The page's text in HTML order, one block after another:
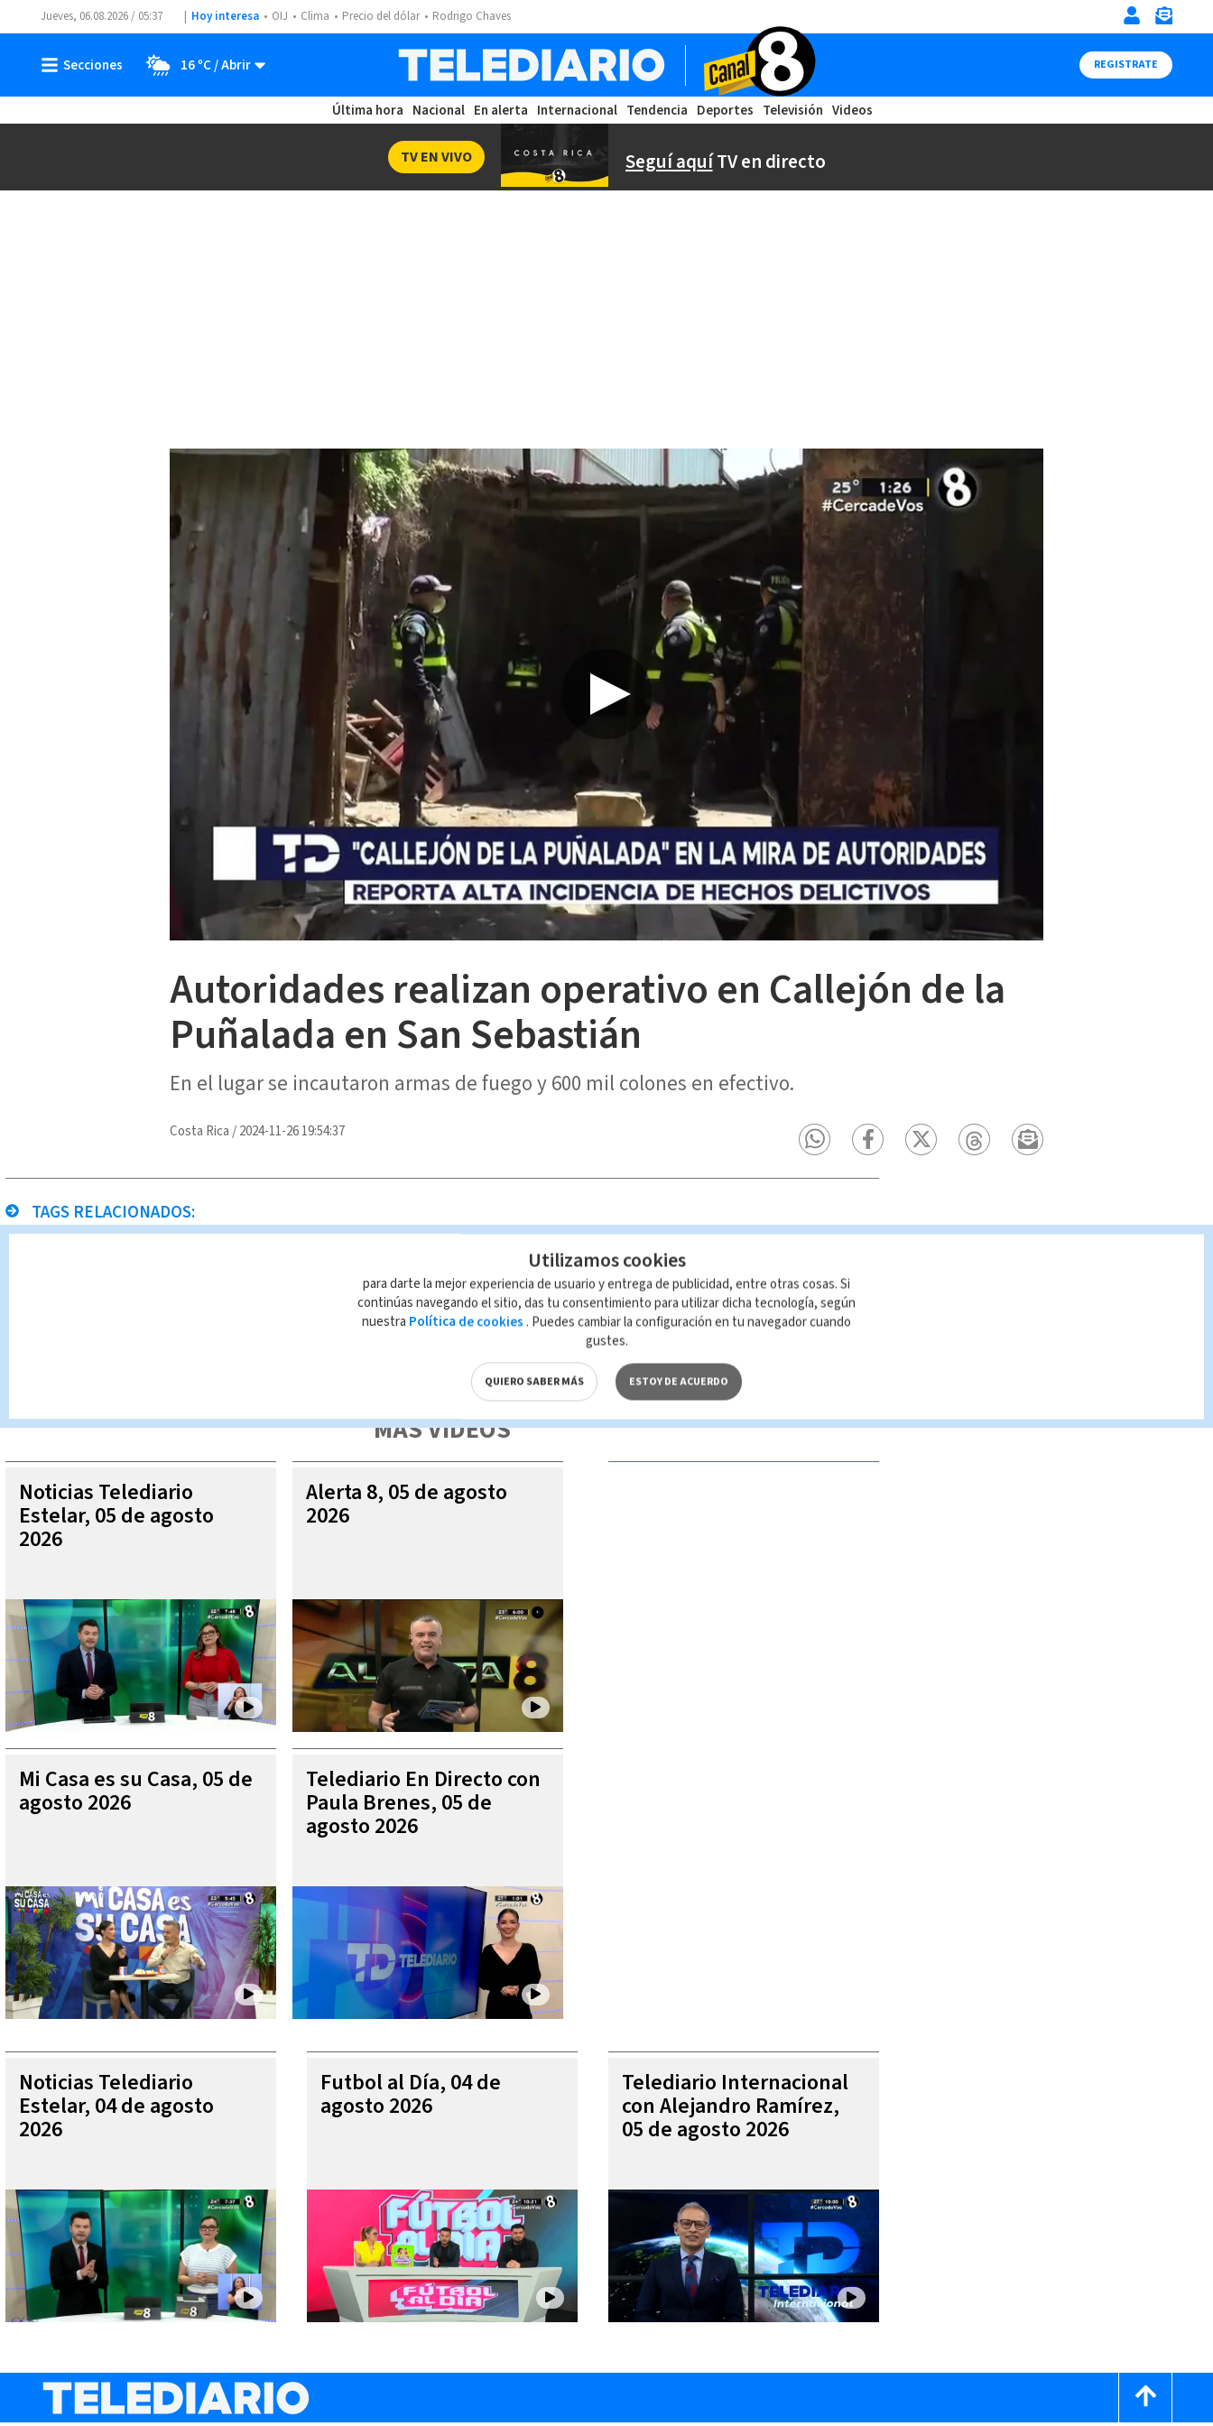
Jueves, 06.08.2026 / 05:37 Hoy interesa OIJ Clima Precio del dólar Rodrigo Chaves
16 ºC REGISTRATE
Última hora Nacional En alerta Internacional Tendencia Deportes Televisión Videos
Seguí aquíTV en directo
TV EN VIVO
Autoridades realizan operativo en Callejón de la
Puñalada en San Sebastián
En el lugar se incautaron armas de fuego y 600 mil colones en efectivo.
Costa Rica /2024-11-26 19:54:37
TAGS RELACIONADOS:
Queda prohibida la reproducción total o parcial del contenido de esta página, mismo que es propiedad de TELEDIARIO; su reproducción no
autorizada constituye una infracción y un delito de conformidad con las leyes aplicables.
MÁS VIDEOS
Noticias Telediario
Estelar, 05 de agosto
2026
Alerta 8, 05 de agosto
2026
Mi Casa es su Casa, 05 de
agosto 2026
Telediario En Directo con
Paula Brenes, 05 de
agosto 2026
Noticias Telediario
Estelar, 04 de agosto
2026
Futbol al Día, 04 de
agosto 2026
Telediario Internacional
con Alejandro Ramírez,
05 de agosto 2026
Utilizamos cookies
para darte la mejor experiencia de usuario y entrega de publicidad, entre otras cosas. Si
continúas navegando el sitio, das tu consentimiento para utilizar dicha tecnología, según
nuestra Política de cookies . Puedes cambiar la configuración en tu navegador cuando
gustes.
QUIERO SABER MÁS ESTOY DE ACUERDO